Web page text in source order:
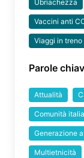
Ubriachezza
Vaccini anti
Viaggi in treno
Parole
Attualità
Comunità
Generazione
Multietnicità